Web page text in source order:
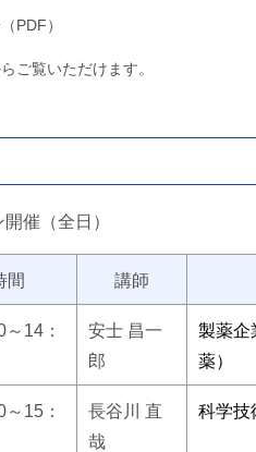
（PDF）
ご覧いただけます。
催（全日）
間 講師
14：
安士 昌一
郎
製薬企
薬）
15：
長谷川 直
哉
科学技